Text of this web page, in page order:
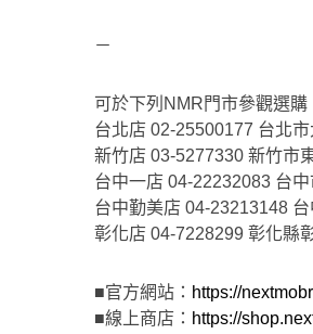
－
可於下列NMR門市參觀選購
台北店 02-25500177 台北
新竹店 03-5277330 新竹市
台中一店 04-22232083 台
台中勤美店 04-23213148
彰化店 04-7228299 彰化縣
■官方網站： https://
■線上商店： https://